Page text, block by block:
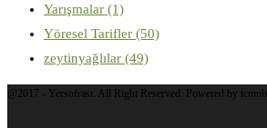
Yarışmalar (1)
Yöresel Tarifler (50)
zeytinyağlılar (49)
@2017 - Yersofrası. All Right Reserved. Powered by tcmuh